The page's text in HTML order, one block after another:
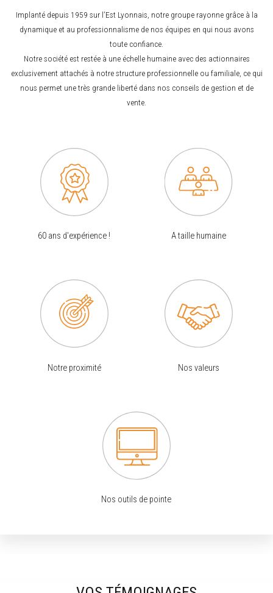
Implanté depuis 1959 sur l’Est Lyonnais, notre groupe rayonne grâce à la
dynamique et au professionnalisme de nos équipes en qui nous avons
toute confiance.
Notre société est restée à une échelle humaine avec des actionnaires
exclusivement attachés à notre structure professionnelle ou familiale, ce qui
nous permet une très grande liberté dans nos conseils de gestion et de
vente.
60 ans d'expérience ! A taille humaine
Notre proximité Nos valeurs
Nos outils de pointe